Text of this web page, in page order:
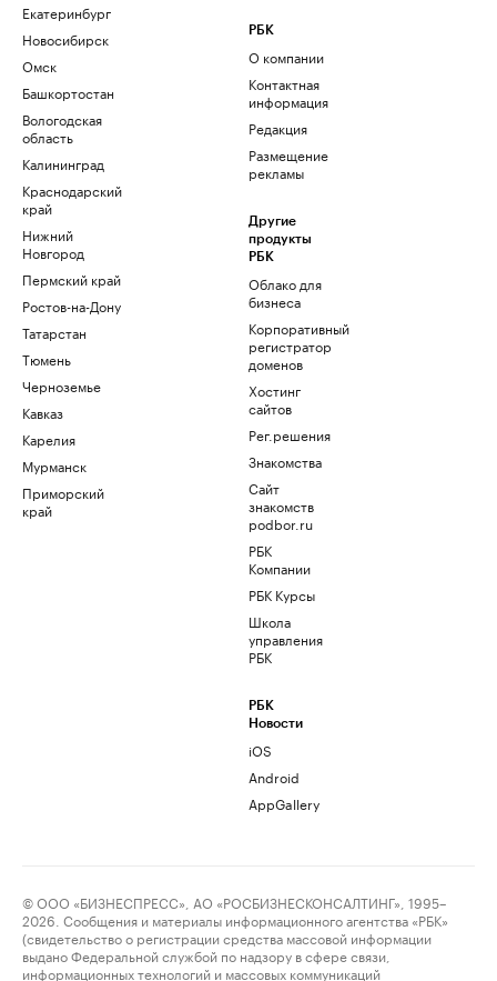
Екатеринбург
Новосибирск
Омск
Башкортостан
Вологодская
область
Калининград
Краснодарский
край
Нижний
Новгород
Пермский край
Ростов-на-Дону
Татарстан
Тюмень
Черноземье
Кавказ
Карелия
Мурманск
Приморский
край
РБК
О компании
Контактная
информация
Редакция
Размещение
рекламы
Другие
продукты
РБК
Облако для
бизнеса
Корпоративный
регистратор
доменов
Хостинг
сайтов
Рег.решения
Знакомства
Сайт
знакомств
podbor.ru
РБК
Компании
РБК Курсы
Школа
управления
РБК
РБК
Новости
iOS
Android
AppGallery
© ООО «БИЗНЕСПРЕСС», АО «РОСБИЗНЕСКОНСАЛТИНГ», 1995–
2026. Сообщения и материалы информационного агентства «РБК»
(свидетельство о регистрации средства массовой информации
выдано Федеральной службой по надзору в сфере связи,
информационных технологий и массовых коммуникаций